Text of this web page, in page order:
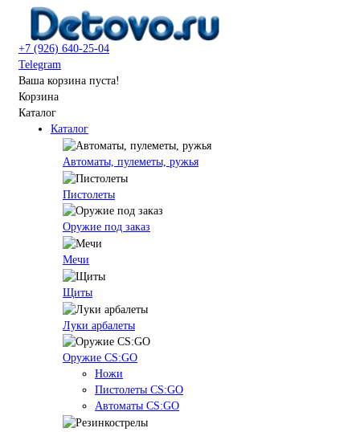
+7 (926) 640-25-04
Telegram
Ваша корзина пуста!
Корзина
Каталог
Каталог
Автоматы, пулеметы, ружья
Пистолеты
Оружие под заказ
Мечи
Щиты
Луки арбалеты
Оружие CS:GO
Ножи
Пистолеты CS:GO
Автоматы CS:GO